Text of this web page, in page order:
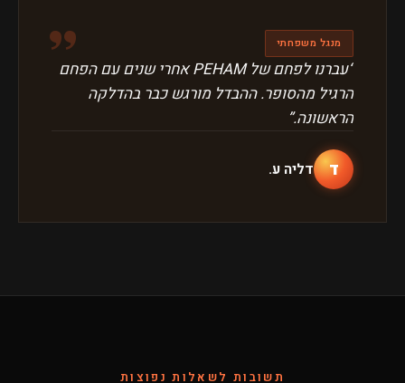
״ מנגל משפחתי
“
עברנו לפחם של PEHAM אחרי שנים עם הפחם
הרגיל מהסופר. ההבדל מורגש כבר בהדלקה
הראשונה.”
ד דליה ע.
תשובות לשאלות נפוצות